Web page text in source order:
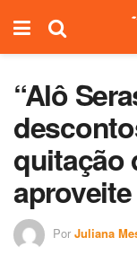
“Alô
quitação
Por Juliana